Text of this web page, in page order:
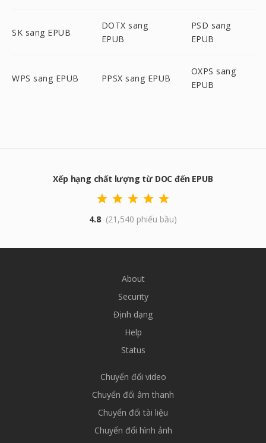
SK sang EPUB
DOTX sang
EPUB
PSD sang
EPUB
WPS sang EPUB PPSX sang EPUB
OXPS sang
EPUB
Xếp hạng chất lượng từ DOC đến EPUB
4.8 (21,540 phiếu bầu)
About
Security
Định dạng
Help
Status
Chuyển đổi video
Chuyển đổi âm thanh
Chuyển đổi tài liệu
Chuyển đổi hình ảnh